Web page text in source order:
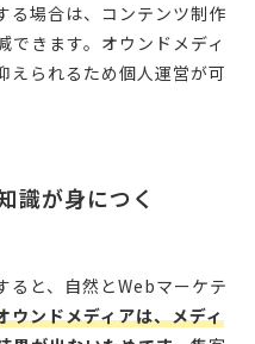
る場合は、コンテンツ制作
できます。オウンドメディ
えられるため個人運営が可
識が身につく
ると、自然とWebマーケテ
ウンドメディアは、メディ